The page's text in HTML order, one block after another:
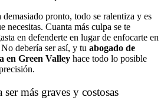
pronto, todo se ralentiza y es
necesitas. Cuanta más culpa se te
en defenderte en lugar de enfocarte en
debería ser así, y tu abogado de
en Green Valley hace todo lo posible
más graves y costosas